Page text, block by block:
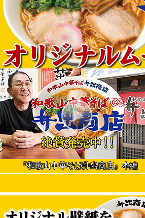
『和歌山中華そば井出商店』本編